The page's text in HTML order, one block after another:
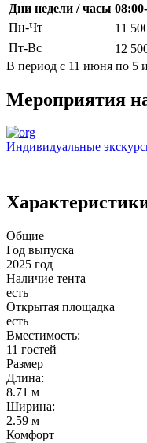
Дни недели / часы
Пн-Чт
11
Пт-Вс
12
В период с 11 июня по 5
Мероприятия
Индивидуальные
Общие
Год выпуска
2025 год
Наличие тента
есть
Открытая площадка
есть
Вместимость:
11 гостей
Размер
Длина:
8.71 м
Ширина:
2.59 м
Комфорт